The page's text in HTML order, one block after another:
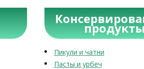
Пикули и чатни
Пасты и урбеч